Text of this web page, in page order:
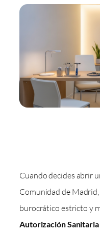
Cuando decides abrir
Comunidad de
burocrático estricto y
Autorización